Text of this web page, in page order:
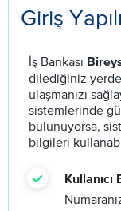
Giriş
İş Bankası
dilediğiniz
ulaşmanızı
sistemlerinde
bulunuyorsa,
bilgileri
Kullanıcı